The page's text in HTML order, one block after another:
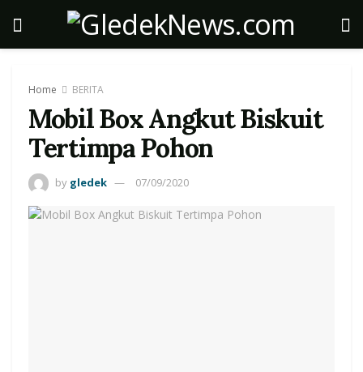
Home BERITA
Mobil Box Angkut Biskuit
Tertimpa Pohon
by gledek 07/09/2020